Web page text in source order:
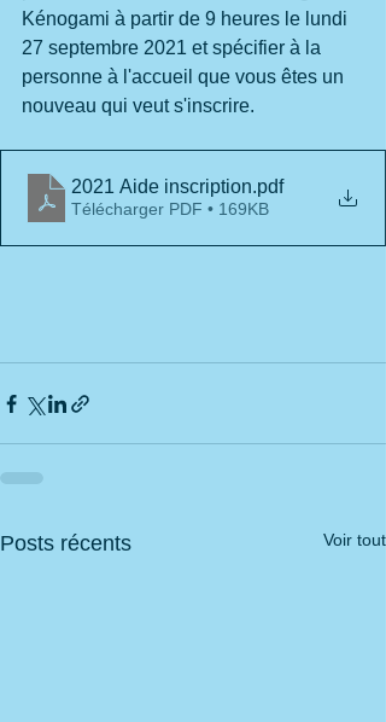
Kénogami à partir de 9 heures le lundi
27 septembre 2021 et spécifier à la
personne à l'accueil que vous êtes un
nouveau qui veut s'inscrire.
2021 Aide inscription.pdf
Télécharger PDF • 169KB
Posts récents Voir tout